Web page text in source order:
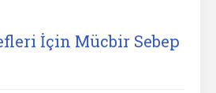
İçin Mücbir Sebep